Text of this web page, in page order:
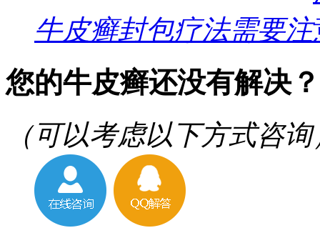
牛皮癣封包疗法需要注
您的牛皮癣还没有解决？
（可以考虑以下方式咨询